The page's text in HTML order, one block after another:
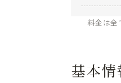
料金は全
基本